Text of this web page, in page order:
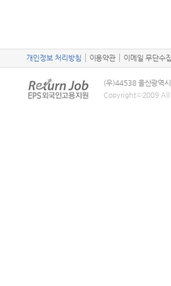
개인정보 처리방침 이용약관 이메일 무단수
(우)44538 울산광역
Copyrightⓒ2009 All